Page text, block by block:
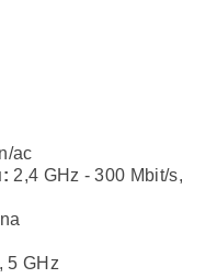
ac
2,4 GHz - 300 Mbit/s,
5 GHz